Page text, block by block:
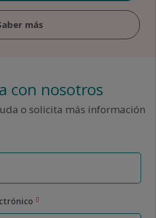
más
con nosotros
o solicita más información